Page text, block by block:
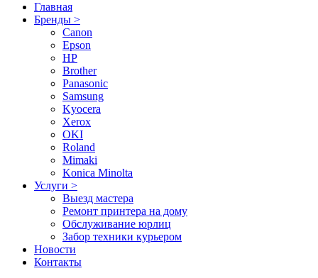
Главная
Бренды >
Canon
Epson
HP
Brother
Panasonic
Samsung
Kyocera
Xerox
OKI
Roland
Mimaki
Konica Minolta
Услуги >
Выезд мастера
Ремонт принтера на дому
Обслуживание юрлиц
Забор техники курьером
Новости
Контакты